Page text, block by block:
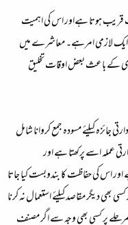
قریب ہوتا ہےاور اس کی اہمیت
لازمی امرہے۔ معاشرے میں
کے باعث بعض اوقات تخلیق
کیلئے مسودہ جمع کروانا شامل
عملہ اسے پرکھتا ہے اور
اس کی حفاظت کا بندوبست کیا جاتا
دیگر مقاصد کیلئے استعمال نہ کرنا
پر کسی بھی وجہ سے اگر مصنف